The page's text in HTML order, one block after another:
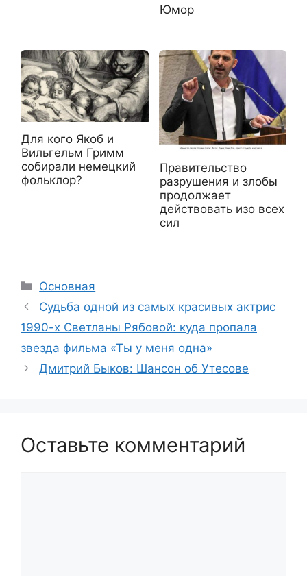
Юмор
Для кого Якоб и
Вильгельм Гримм
собирали немецкий
фольклор?
Правительство
разрушения и злобы
продолжает
действовать изо всех
сил
Рубрики
Основная
Судьба одной из самых красивых актрис
1990-х Светланы Рябовой: куда пропала
звезда фильма «Ты у меня одна»
Дмитрий Быков: Шансон об Утесове
Оставьте комментарий